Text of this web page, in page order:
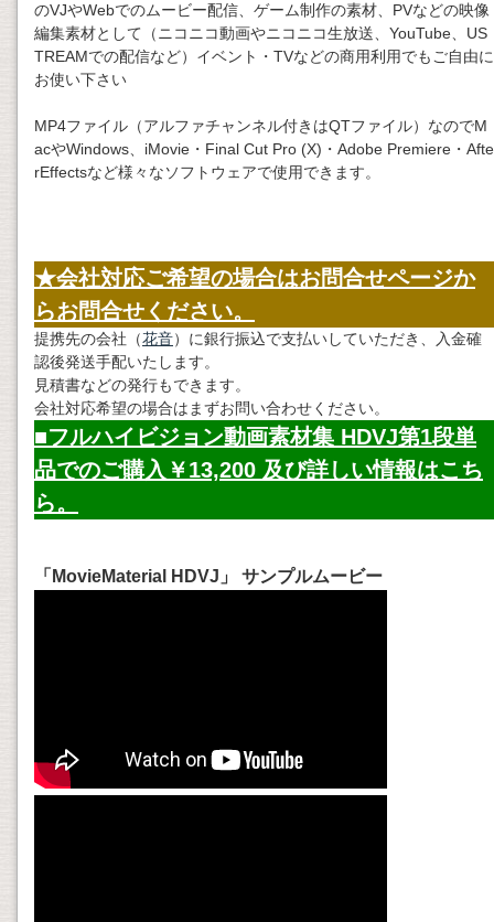
のVJやWebでのムービー配信、ゲーム制作の素材、PVなどの映像
編集素材として（ニコニコ動画やニコニコ生放送、YouTube、US
TREAMでの配信など）イベント・TVなどの商用利用でもご自由に
お使い下さい
MP4ファイル（アルファチャンネル付きはQTファイル）なのでM
acやWindows、iMovie・Final Cut Pro (X)・Adobe Premiere・Afte
rEffectsなど様々なソフトウェアで使用できます。
★会社対応ご希望の場合はお問合せページか
らお問合せください。
提携先の会社（花音）に銀行振込で支払いしていただき、入金確
認後発送手配いたします。
見積書などの発行もできます。
会社対応希望の場合はまずお問い合わせください。
■フルハイビジョン動画素材集 HDVJ第1段単
品でのご購入￥13,200 及び詳しい情報はこち
ら。
「MovieMaterial HDVJ」 サンプルムービー